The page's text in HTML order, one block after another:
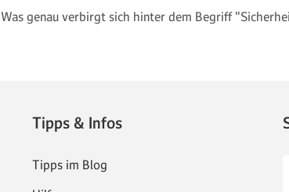
Was genau verbirgt sich hinter dem Begriff
Tipps & Infos
Tipps im Blog